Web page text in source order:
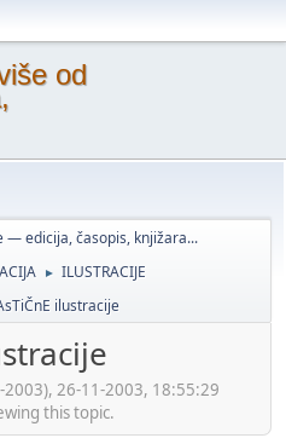
od
— edicija, časopis, knjižara...
► ILUSTRACIJE
ilustracije
26-11-2003, 18:55:29
this topic.